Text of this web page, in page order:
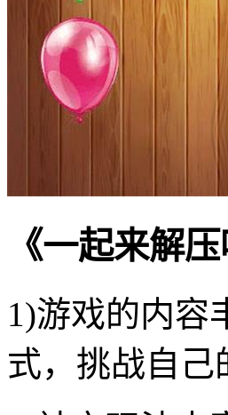
《一起来解
1)游戏的内容
式，挑战自己